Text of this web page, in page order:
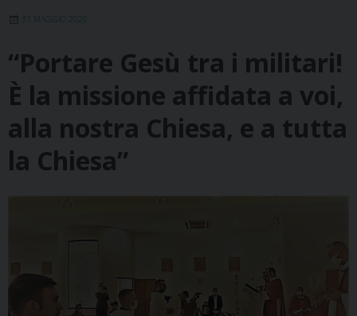
31 MAGGIO 2020
“Portare Gesù tra i militari!
È la missione affidata a voi,
alla nostra Chiesa, e a tutta
la Chiesa”